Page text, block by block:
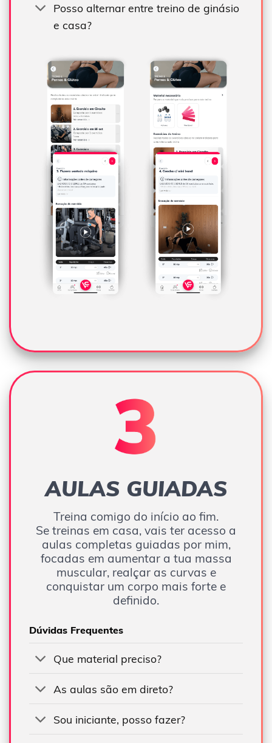
Posso alternar entre treino de ginásio
e casa?
AULAS GUIADAS
Treina comigo do início ao fim.
Se treinas em casa, vais ter acesso a
aulas completas guiadas por mim,
focadas em aumentar a tua massa
muscular, realçar as curvas e
conquistar um corpo mais forte e
definido.
Dúvidas Frequentes
Que material preciso?
As aulas são em direto?
Sou iniciante, posso fazer?